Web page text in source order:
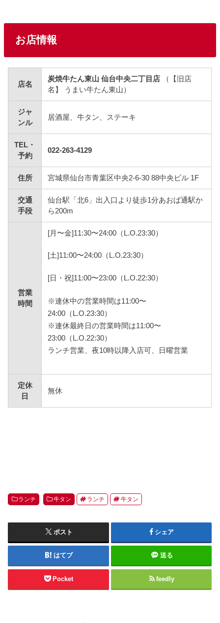
お店情報
店名
炭焼牛たん東山 仙台中央二丁目店 （【旧店
名】 うまい牛たん東山）
ジャ
ンル
居酒屋、牛タン、ステーキ
TEL・
予約
022-263-4129
住所 宮城県仙台市青葉区中央2-6-30 88中央ビル 1F
交通
手段
仙台駅「北6」出入口より徒歩1分あおば通駅か
ら200m
営業
時間
[月〜金]11:30〜24:00（L.O.23:30）
[土]11:00〜24:00（L.O.23:30）
[日・祝]11:00〜23:00（L.O.22:30）
※連休中の営業時間は11:00〜
24:00（L.O.23:30）
※連休最終日の営業時間は11:00〜
23:00（L.O.22:30）
ランチ営業、夜10時以降入店可、日曜営業
定休
日
無休
ランチ 牛タン ランチ 牛タン
ポスト シェア
はてブ 送る
Pocket feedly